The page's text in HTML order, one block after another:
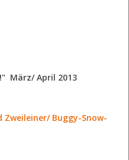
März/ April 2013
Zweileiner/ Buggy-Snow-